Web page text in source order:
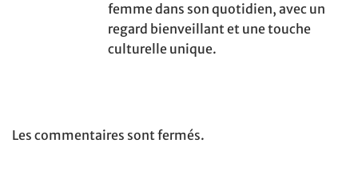
femme dans son quotidien, avec un
regard bienveillant et une touche
culturelle unique.
Les commentaires sont fermés.